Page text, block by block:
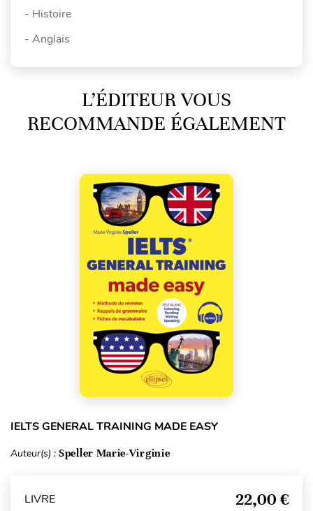
- Histoire
- Anglais
L’ÉDITEUR VOUS
RECOMMANDE ÉGALEMENT
IELTS GENERAL TRAINING MADE EASY
Auteur(s) : Speller Marie-Virginie
LIVRE 22,00 €